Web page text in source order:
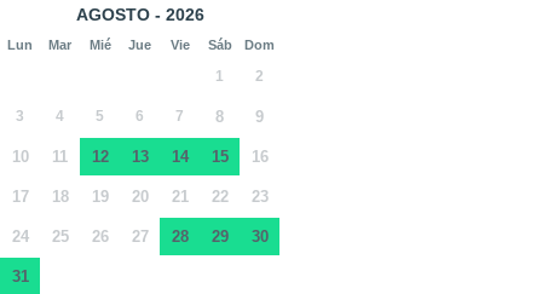
AGOSTO - 2026
Lun Mar Mié Jue Vie Sáb Dom
1 2
3 4 5 6 7 8 9
10 11 12 13 14 15 16
17 18 19 20 21 22 23
24 25 26 27 28 29 30
31